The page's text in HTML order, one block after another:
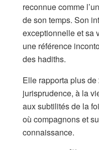
reconnue comme
de son temps. Son
exceptionnelle et sa
une référence
des hadiths.
Elle rapporta plus de
jurisprudence, à la
aux subtilités de la
où compagnons et
connaissance.